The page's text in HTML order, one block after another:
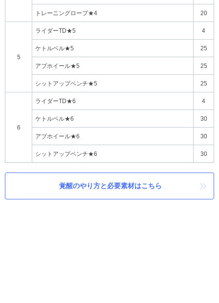
トレーニングロープ★4 20
5
ライダーTD★5 4
ケトルベル★5 25
アブホイール★5 25
シットアップベンチ★5 25
6
ライダーTD★6 4
ケトルベル★6 30
アブホイール★6 30
シットアップベンチ★6 30
覚醒のやり方と必要素材はこちら